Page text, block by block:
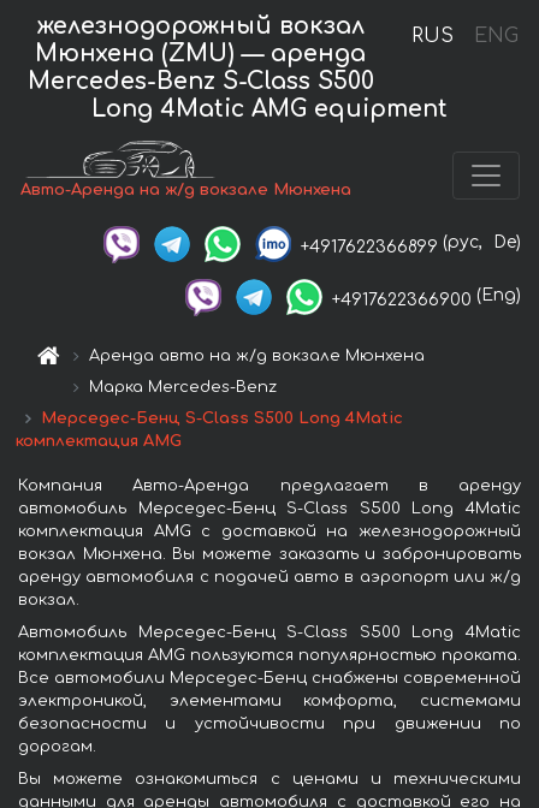
RUS ENG
железнодорожный вокзал
Мюнхена (ZMU) — аренда
Mercedes-Benz S-Class S500
Long 4Matic AMG equipment
Авто-Аренда на ж/д вокзале Мюнхена
+4917622366899 (рус, De)
+4917622366900 (Eng)
Аренда авто на ж/д вокзале Мюнхена
Марка Mercedes-Benz
Мерседес-Бенц S-Class S500 Long 4Matic
комплектация AMG
Компания Авто-Аренда предлагает в аренду
автомобиль Мерседес-Бенц S-Class S500 Long 4Matic
комплектация AMG с доставкой на железнодорожный
вокзал Мюнхена. Вы можете заказать и забронировать
аренду автомобиля с подачей авто в аэропорт или ж/д
вокзал.
Автомобиль Мерседес-Бенц S-Class S500 Long 4Matic
комплектация AMG пользуются популярностью проката.
Все автомобили Мерседес-Бенц снабжены современной
электроникой, элементами комфорта, системами
безопасности и устойчивости при движении по
дорогам.
Вы можете ознакомиться с ценами и техническими
данными для аренды автомобиля с доставкой его на